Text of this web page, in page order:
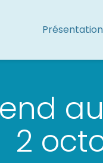
Présentation
2